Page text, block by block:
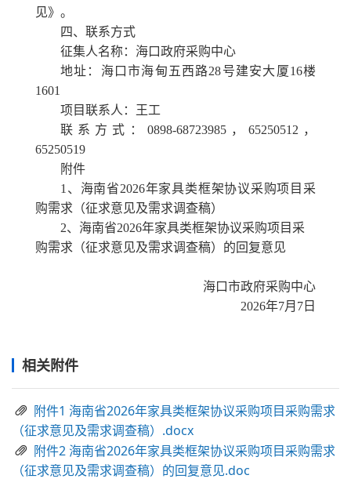
见》。
四、联系方式
征集人名称： 海口政府采购中心
地址： 海口市海甸五西路28号建安大厦16楼
1601
项目联系人：
王工
联系方式： 0898-68723985，65250512，
65250519
附件
1、海南省2026年家具类框架协议采购项目采
购需求（征求意见及需求调查稿）
2、海南省2026年家具类框架协议采购项目采
购需求（征求意见及需求调查稿）的回复意见
海口市政府采购中心
2026年7月 7 日
相关附件
附件1 海南省2026年家具类框架协议采购项目采购需求
（征求意见及需求调查稿）.docx
附件2 海南省2026年家具类框架协议采购项目采购需求
（征求意见及需求调查稿）的回复意见.doc